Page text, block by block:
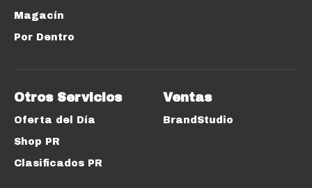
Magacín
Por Dentro
Otros Servicios
Oferta del Día
Shop PR
Clasificados PR
Ventas
BrandStudio